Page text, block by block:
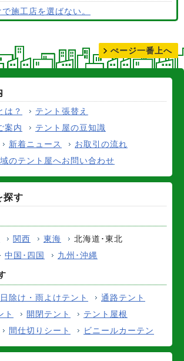
施工店を選ばない。
ぺージ一番上へ
は？
テント張替え
案内
テント屋の豆知識
新着ニュース
お取引の流れ
のテント屋へお問い合わせ
探す
関西 東海
北海道･東北
中国･四国 九州･沖縄
日除け・雨よけテント
通路テント
ト
開閉テント
テント屋根
間仕切りシート ビニールカーテン